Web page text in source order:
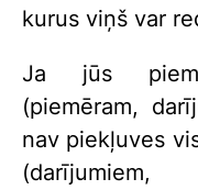
kurus viņš var
Ja jūs
(piemēram,
nav piekļuves